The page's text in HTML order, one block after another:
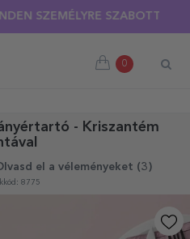
SZABOTT PÓLÓRA
0
- Kriszantém
el a véleményeket (3 )
8775